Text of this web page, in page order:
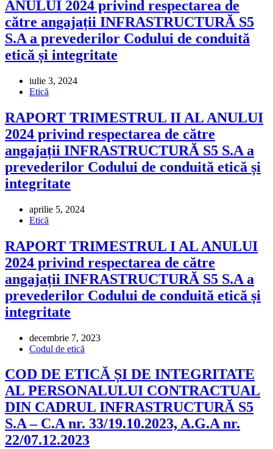
ANULUI 2024 privind respectarea de
către angajații INFRASTRUCTURĂ S5
S.A a prevederilor Codului de conduită
etică și integritate
iulie 3, 2024
Etică
RAPORT TRIMESTRUL II AL ANULUI
2024 privind respectarea de către
angajații INFRASTRUCTURĂ S5 S.A a
prevederilor Codului de conduită etică și
integritate
aprilie 5, 2024
Etică
RAPORT TRIMESTRUL I AL ANULUI
2024 privind respectarea de către
angajații INFRASTRUCTURĂ S5 S.A a
prevederilor Codului de conduită etică și
integritate
decembrie 7, 2023
Codul de etică
COD DE ETICĂ ȘI DE INTEGRITATE
AL PERSONALULUI CONTRACTUAL
DIN CADRUL INFRASTRUCTURĂ S5
S.A – C.A nr. 33/19.10.2023, A.G.A nr.
22/07.12.2023